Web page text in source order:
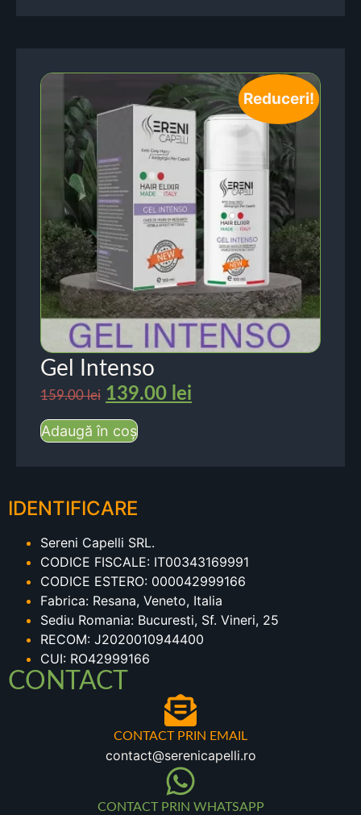
Reduceri!
Gel Intenso
159.00lei 139.00 lei
Adaugă în coș
IDENTIFICARE
Sereni Capelli SRL.
CODICE FISCALE: IT00343169991
CODICE ESTERO: 000042999166
Fabrica: Resana, Veneto, Italia
Sediu Romania: Bucuresti, Sf. Vineri, 25
RECOM: J2020010944400
CUI: RO42999166
CONTACT
CONTACT PRIN EMAIL
contact@serenicapelli.ro
CONTACT PRIN WHATSAPP